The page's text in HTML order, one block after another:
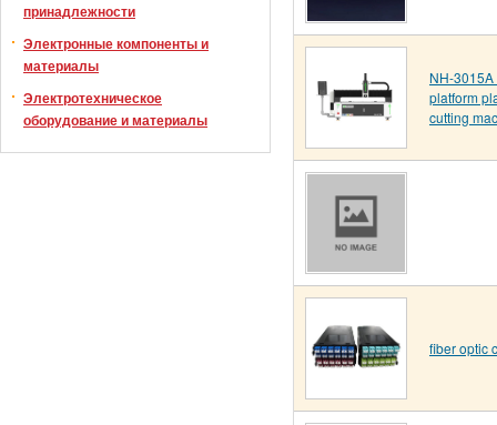
принадлежности
Электронные компоненты и
материалы
Электротехническое
оборудование и материалы
NH-
platform
cutting
fiber optic